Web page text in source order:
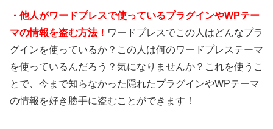
・ 他人がワードプレスで使っているプラグインやWPテー
マの情報を盗む方法！ ワードプレスでこの人はどんなプラ
グインを使っているか？この人は何のワードプレステーマ
を使っているんだろう？気になりませんか？これを使うこ
とで、今まで知らなかった隠れたプラグインやWPテーマ
の情報を好き勝手に盗むことができます！